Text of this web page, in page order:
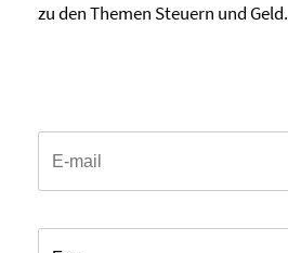
zu den Themen Steuern und Geld.